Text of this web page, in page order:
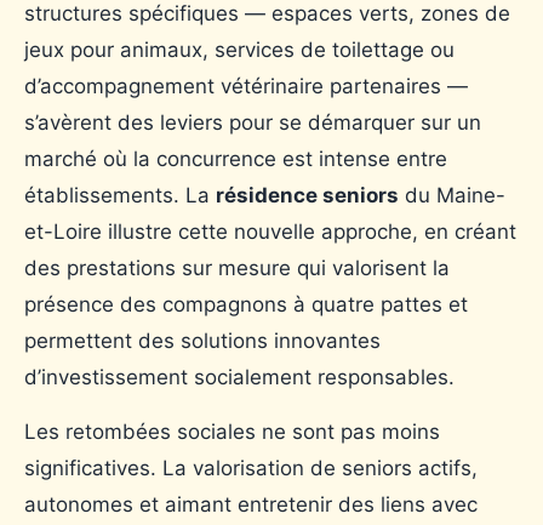
structures spécifiques — espaces verts, zones de
jeux pour animaux, services de toilettage ou
d’accompagnement vétérinaire partenaires —
s’avèrent des leviers pour se démarquer sur un
marché où la concurrence est intense entre
établissements. La résidence seniors du Maine-
et-Loire illustre cette nouvelle approche, en créant
des prestations sur mesure qui valorisent la
présence des compagnons à quatre pattes et
permettent des solutions innovantes
d’investissement socialement responsables.
Les retombées sociales ne sont pas moins
significatives. La valorisation de seniors actifs,
autonomes et aimant entretenir des liens avec